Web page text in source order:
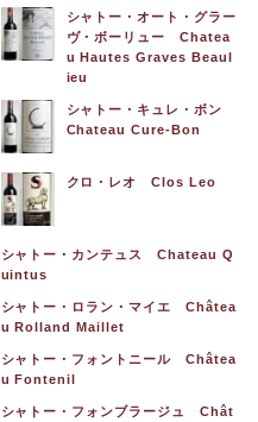
シャトー・オート・グラー
ヴ・ボーリュー Chatea
u Hautes Graves Beaul
ieu
シャトー・キュレ・ボン
Chateau Cure-Bon
クロ・レオ Clos Leo
シャトー・カンテュス Chateau Q
uintus
シャトー・ロラン・マイエ Châtea
u Rolland Maillet
シャトー・フォントニール Châtea
u Fontenil
シャトー・フォンブラージュ Chât